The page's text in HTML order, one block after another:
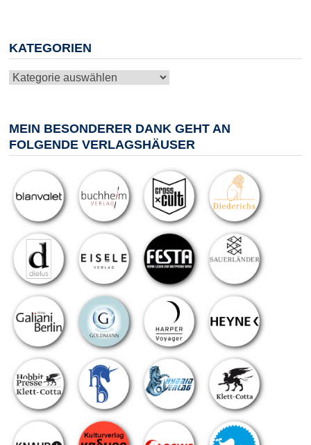
KATEGORIEN
Kategorien
MEIN BESONDERER DANK GEHT AN
FOLGENDE VERLAGSHÄUSER